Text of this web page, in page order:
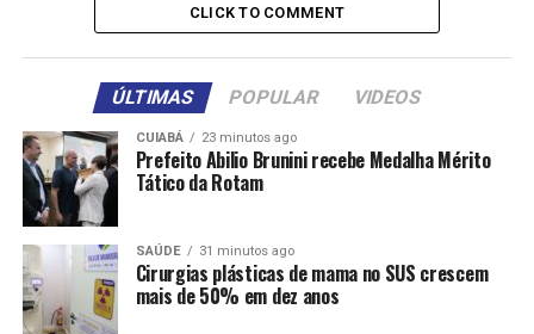
Também há vagas para carpinteiro de obras, assistente
costureira, eletricista, estoquista, etc.
Os interessados podem procurar a unidade do Sine
Municipal, localizada no Centro de Cuiabá, na Rua
Campo Grande, portando documento de identidade,
CPF, carteira de trabalho, comprovante de endereço e
currículo atualizado.
Serviço do Sine
CLICK TO COMMENT
ÚLTIMAS POPULAR VIDEOS
CUIABÁ 23 minutos ago
Prefeito Abilio Brunini recebe Medalha Mérito
Tático da Rotam
SAÚDE 31 minutos ago
Cirurgias plásticas de mama no SUS crescem
mais de 50% em dez anos